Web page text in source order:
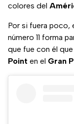
colores del
Por si fuera poco,
número 11 forma
que fue con él
Point en el Gran